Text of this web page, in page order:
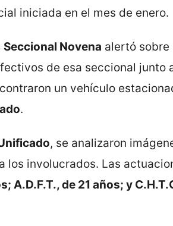
iniciada en el mes de enero.
Seccional Novena alertó sobre
de esa seccional junto
un vehículo
.
, se analizaron
involucrados. Las
A.D.F.T., de 21 años; y